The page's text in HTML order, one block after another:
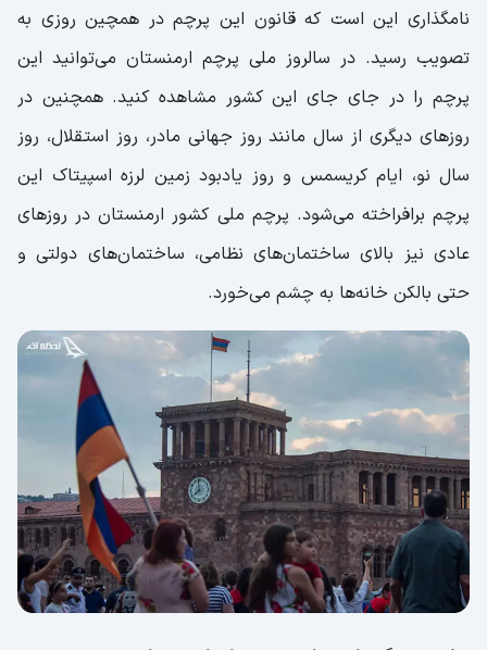
نامگذاری این است که قانون این پرچم در همچین روزی به
تصویب رسید. در سالروز ملی پرچم ارمنستان می‌توانید این
پرچم را در جای جای این کشور مشاهده کنید. همچنین در
روزهای دیگری از سال مانند روز جهانی مادر، روز استقلال، روز
سال نو، ایام کریسمس و روز یادبود زمین لرزه اسپیتاک این
پرچم برافراخته می‌شود. پرچم ملی کشور ارمنستان در روزهای
عادی نیز بالای ساختمان‌های نظامی، ساختمان‌های دولتی و
حتی بالکن خانه‌ها به چشم می‌خورد.